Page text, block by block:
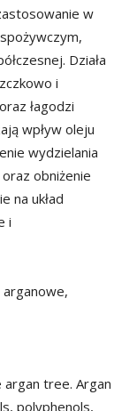
w
Działa
i
łagodzi
wpływ oleju
wydzielania
obniżenie
na układ
i
arganowe,
tree. Argan
polyphenols,